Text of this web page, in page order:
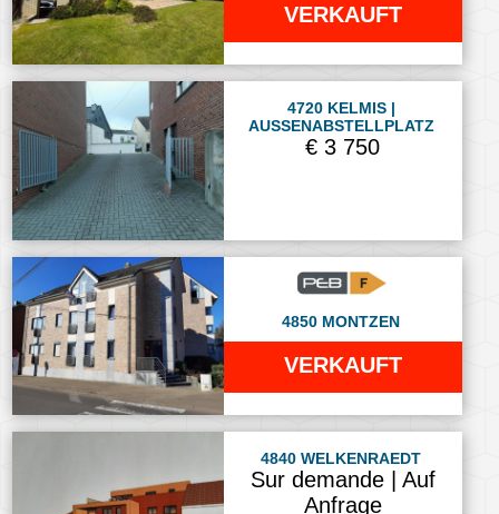
VERKAUFT
4720 KELMIS |
AUSSENABSTELLPLATZ
€ 3 750
4850 MONTZEN
VERKAUFT
4840 WELKENRAEDT
Sur demande | Auf
Anfrage